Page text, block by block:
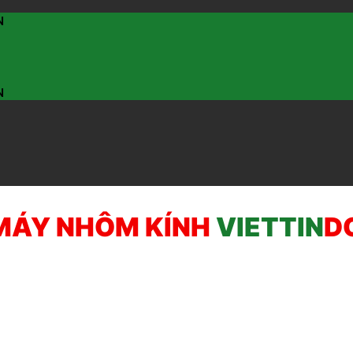
NHÔM KÍNH VIETTIN